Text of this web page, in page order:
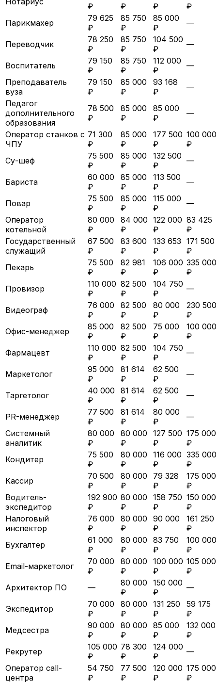
₽
₽
₽
₽
Парикмахер
79 625
₽
85 750
₽
85 000
₽
—
Переводчик
78 250
₽
85 750
₽
104 500
₽
—
Воспитатель
79 150
₽
85 750
₽
112 000
₽
—
Преподаватель
вуза
79 150
₽
85 000
₽
93 168
₽
—
Педагог
дополнительного
образования
78 500
₽
85 000
₽
85 000
₽
—
Оператор станков с
ЧПУ
71 300
₽
85 000
₽
177 500
₽
100 000
₽
Су-шеф
75 500
₽
85 000
₽
132 500
₽
—
Бариста
60 000
₽
85 000
₽
113 500
₽
—
Повар
75 500
₽
85 000
₽
115 000
₽
—
Оператор
котельной
80 000
₽
84 000
₽
122 000
₽
83 425
₽
Государственный
служащий
67 500
₽
83 600
₽
133 653
₽
171 500
₽
Пекарь
75 500
₽
82 981
₽
106 000
₽
335 000
₽
Провизор
110 000
₽
82 500
₽
104 750
₽
—
Видеограф
76 000
₽
82 500
₽
80 000
₽
230 500
₽
Офис-менеджер
85 000
₽
82 500
₽
75 000
₽
100 000
₽
Фармацевт
110 000
₽
82 500
₽
104 750
₽
—
Маркетолог
95 000
₽
81 614
₽
62 500
₽
—
Таргетолог
40 000
₽
81 614
₽
62 500
₽
—
PR-менеджер
77 500
₽
81 614
₽
80 000
₽
—
Системный
аналитик
80 000
₽
80 000
₽
127 500
₽
175 000
₽
Кондитер
75 500
₽
80 000
₽
116 000
₽
335 000
₽
Кассир
70 500
₽
80 000
₽
79 328
₽
175 000
₽
Водитель-
экспедитор
192 900
₽
80 000
₽
158 750
₽
150 000
₽
Налоговый
инспектор
76 000
₽
80 000
₽
90 000
₽
161 250
₽
Бухгалтер
61 000
₽
80 000
₽
83 750
₽
100 000
₽
Email-маркетолог
70 000
₽
80 000
₽
100 000
₽
105 000
₽
Архитектор ПО
—
80 000
₽
150 000
₽
—
Экспедитор
70 000
₽
80 000
₽
131 250
₽
59 175
₽
Медсестра
90 000
₽
80 000
₽
85 000
₽
132 000
₽
Рекрутер
105 000
₽
78 300
₽
124 000
₽
—
Оператор call-
центра
54 750
₽
77 500
₽
120 000
₽
175 000
₽